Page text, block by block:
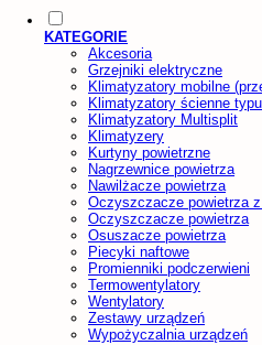
KATEGORIE
Akcesoria
Grzejniki elektryczne
Klimatyzatory mobilne
Klimatyzatory ścienne
Klimatyzatory Multisplit
Klimatyzery
Kurtyny powietrzne
Nagrzewnice powietrza
Nawilżacze powietrza
Oczyszczacze powietrza
Oczyszczacze powietrza
Osuszacze powietrza
Piecyki naftowe
Promienniki podczerwieni
Termowentylatory
Wentylatory
Zestawy urządzeń
Wypożyczalnia urządzeń